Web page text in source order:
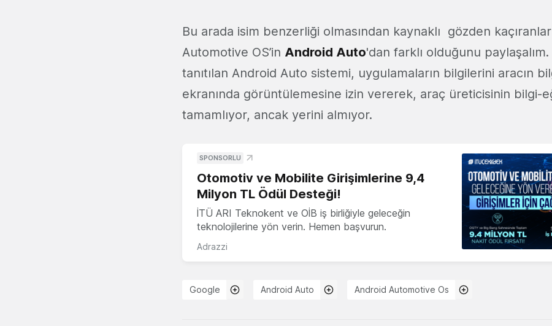
Bu arada isim benzerliği olmasından kaynaklı gözden
Automotive OS’in Android Auto'dan farklı olduğunu paylaşalım.
tanıtılan Android Auto sistemi, uygulamaların bilgilerini aracın
ekranında görüntülemesine izin vererek, araç üreticisinin bilgi-
tamamlıyor, ancak yerini almıyor.
SPONSORLU
Otomotiv ve Mobilite Girişimlerine 9,4
Milyon TL Ödül Desteği!
İTÜ ARI Teknokent ve OİB iş birliğiyle geleceğin
teknolojilerine yön verin. Hemen başvurun.
Adrazzi
Google Android Auto Android Automotive Os